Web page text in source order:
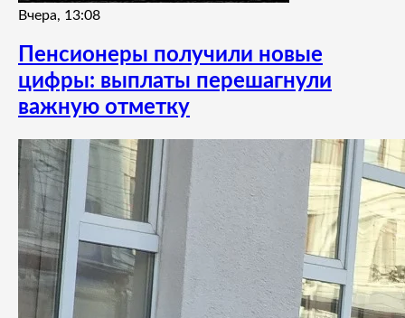
Вчера, 13:08
Пенсионеры получили новые
цифры: выплаты перешагнули
важную отметку